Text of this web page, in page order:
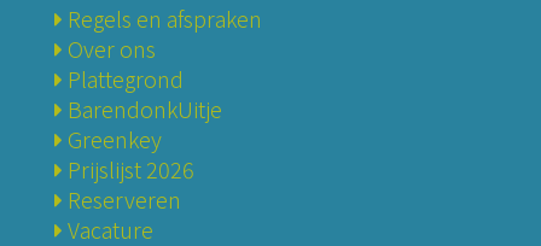
Regels en afspraken
Over ons
Plattegrond
BarendonkUitje
Greenkey
Prijslijst 2026
Reserveren
Vacature